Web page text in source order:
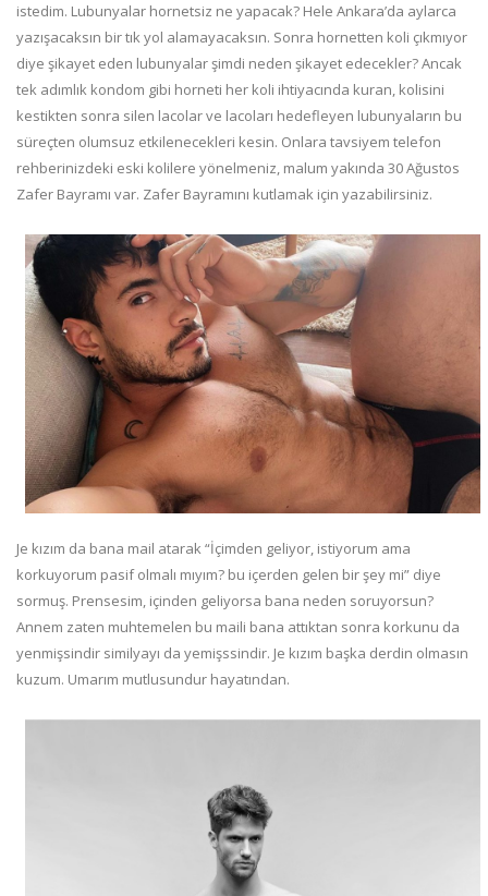
istedim. Lubunyalar hornetsiz ne yapacak? Hele Ankara’da aylarca
yazışacaksın bir tık yol alamayacaksın. Sonra hornetten koli çıkmıyor
diye şikayet eden lubunyalar şimdi neden şikayet edecekler? Ancak
tek adımlık kondom gibi horneti her koli ihtiyacında kuran, kolisini
kestikten sonra silen lacolar ve lacoları hedefleyen lubunyaların bu
süreçten olumsuz etkilenecekleri kesin. Onlara tavsiyem telefon
rehberinizdeki eski kolilere yönelmeniz, malum yakında 30 Ağustos
Zafer Bayramı var. Zafer Bayramını kutlamak için yazabilirsiniz.
Je kızım da bana mail atarak “İçimden geliyor, istiyorum ama
korkuyorum pasif olmalı mıyım? bu içerden gelen bir şey mi” diye
sormuş. Prensesim, içinden geliyorsa bana neden soruyorsun?
Annem zaten muhtemelen bu maili bana attıktan sonra korkunu da
yenmişsindir similyayı da yemişssindir. Je kızım başka derdin olmasın
kuzum. Umarım mutlusundur hayatından.